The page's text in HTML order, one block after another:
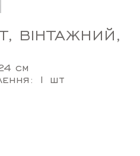
ВІНТАЖНИЙ,
см
1 шт